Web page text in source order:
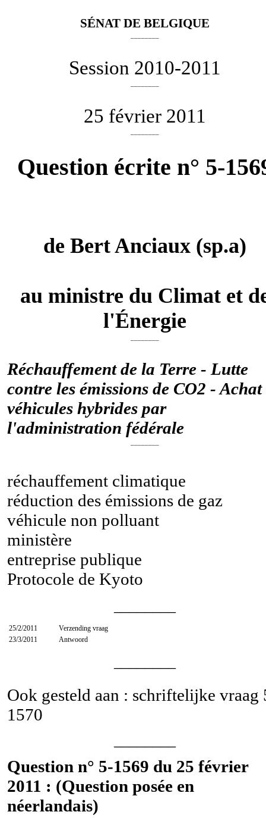
SÉNAT DE BELGIQUE
Session 2010-2011
25 février 2011
Question écrite n° 5-
deBert Anciaux (sp.a)
au ministre du Climat et
l'Énergie
Réchauffement de la Terre - Lutte
contre les émissions de CO2 - Achat
véhicules hybrides par
l'administration fédérale
réchauffement climatique
réduction des émissions de gaz
véhicule non polluant
ministère
entreprise publique
Protocole de Kyoto
25/2/2011
Verzending vraag
23/3/2011
Antwoord
Ook gesteld aan : schriftelijke vraag
1570
Question n° 5-1569 du 25 février
2011 : (Question posée en
néerlandais)